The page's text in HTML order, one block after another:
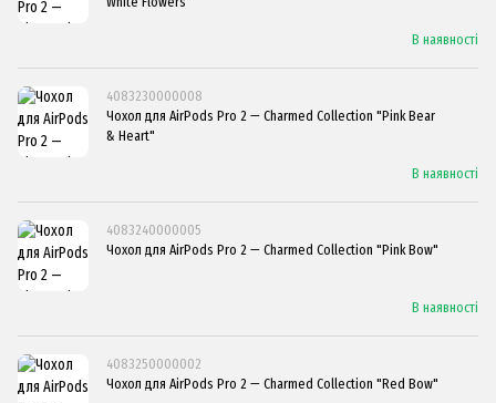
В наявності
4083230000008
Чохол для AirPods Pro 2 — Charmed Collection "Pink Bear
& Heart"
В наявності
4083240000005
Чохол для AirPods Pro 2 — Charmed Collection "Pink Bow"
В наявності
4083250000002
Чохол для AirPods Pro 2 — Charmed Collection "Red Bow"